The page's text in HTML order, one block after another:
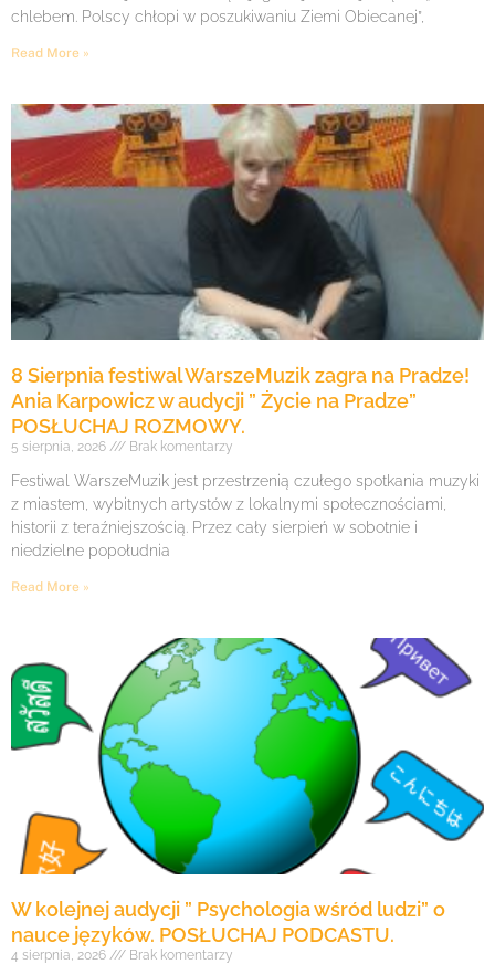
chlebem. Polscy chłopi w poszukiwaniu Ziemi Obiecanej”,
Read More »
8 Sierpnia festiwal WarszeMuzik zagra na Pradze!
Ania Karpowicz w audycji ” Życie na Pradze”
POSŁUCHAJ ROZMOWY.
5 sierpnia, 2026 Brak komentarzy
Festiwal WarszeMuzik jest przestrzenią czułego spotkania muzyki
z miastem, wybitnych artystów z lokalnymi społecznościami,
historii z teraźniejszością. Przez cały sierpień w sobotnie i
niedzielne popołudnia
Read More »
W kolejnej audycji ” Psychologia wśród ludzi” o
nauce języków. POSŁUCHAJ PODCASTU.
4 sierpnia, 2026 Brak komentarzy